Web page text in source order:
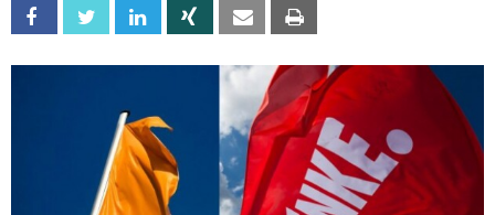
Facebook Twitter Linkedin Xing Email